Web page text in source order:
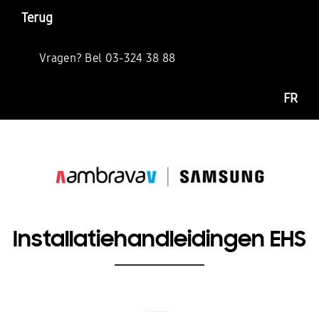
Terug
Vragen? Bel 03-324 38 88
FR
Installatiehandleidingen EHS